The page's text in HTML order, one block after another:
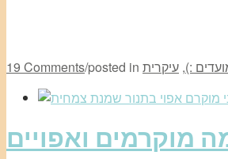
19 Comments/posted in :)
, עיקרית
מוקרמים ואפויים